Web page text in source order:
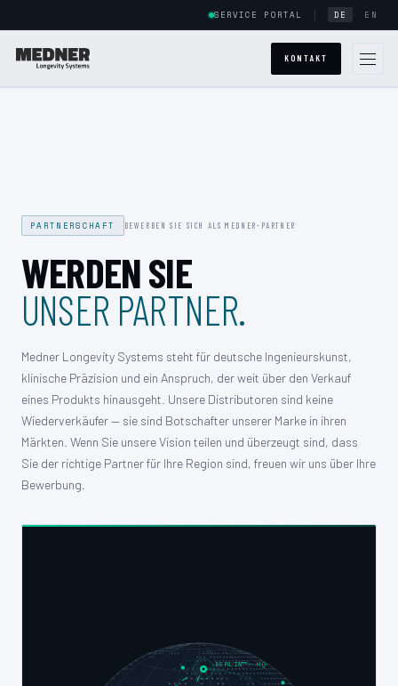
SERVICE PORTAL DE · EN
KONTAKT
SYSTEME
HALOCAB
PARTNERSCHAFT BEWERBEN SIE SICH ALS MEDNER-PARTNER
WERDEN SIE
UNSER PARTNER.
Medner Longevity Systems steht für deutsche Ingenieurskunst,
klinische Präzision und ein Anspruch, der weit über den Verkauf
eines Produkts hinausgeht. Unsere Distributoren sind keine
Wiederverkäufer — sie sind Botschafter unserer Marke in ihren
Märkten. Wenn Sie unsere Vision teilen und überzeugt sind, dass
Sie der richtige Partner für Ihre Region sind, freuen wir uns über Ihre
Bewerbung.
BERLIN — HQ